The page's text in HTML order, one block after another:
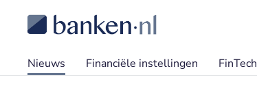
Nieuws Financiële instellingen FinTech